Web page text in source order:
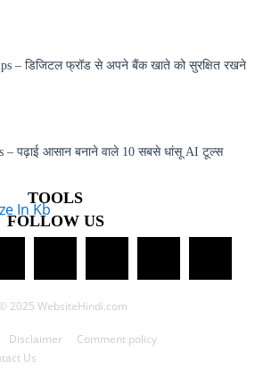
– डिजिटल फ्रॉड से अपने बैंक खाते को सुरक्षित रखने
– पढ़ाई आसान बनाने वाले 10 सबसे धांसू AI टूल्स
TOOLS
In Kb
FOLLOW US
2025 WebsiteHindi.com
Disclaimer
Comment policy
Us